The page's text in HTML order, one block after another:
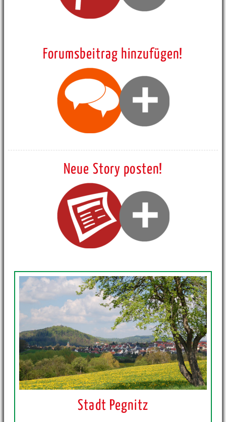
Forumsbeitrag hinzufügen!
Neue Story posten!
Stadt Pegnitz